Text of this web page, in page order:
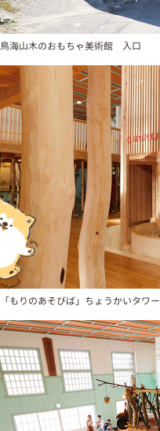
鳥海山木のおもちゃ美術館 入口
「もりのあそびば」ちょうかいタワー